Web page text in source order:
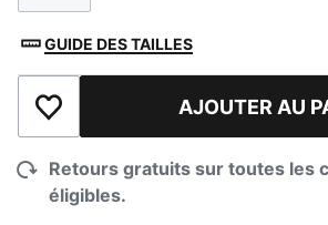
GUIDE DES TAILLES
Ajouter à la liste de souhaits
AJOUTER AU
Retours gratuits sur toutes les
éligibles.